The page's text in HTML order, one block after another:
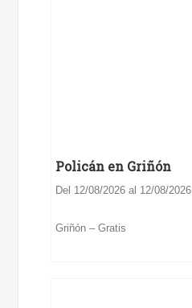
Policán en Griñón
Del 12/08/2026 al 12/08/2026
Griñón – Gratis